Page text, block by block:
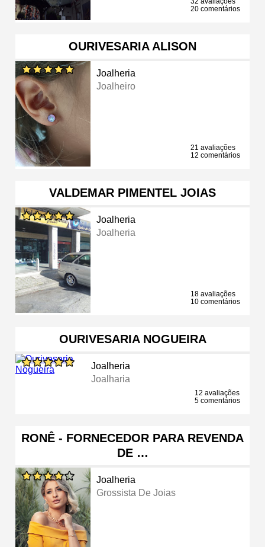
20 comentários
OURIVESARIA ALISON
Joalheria
Joalheiro
21 avaliações
12 comentários
VALDEMAR PIMENTEL JOIAS
Joalheria
Joalheria
18 avaliações
10 comentários
OURIVESARIA NOGUEIRA
Joalheria
Joalharia
12 avaliações
5 comentários
RONÊ - FORNECEDOR PARA REVENDA
DE …
Joalheria
Grossista De Joias